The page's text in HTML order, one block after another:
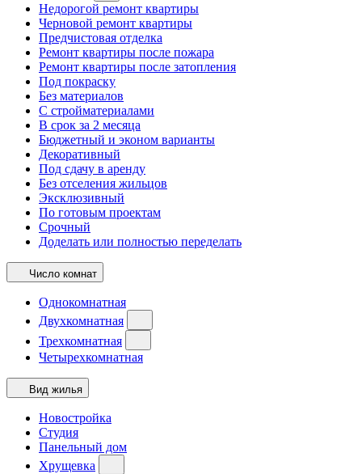
Недорогой ремонт квартиры
Черновой ремонт квартиры
Предчистовая отделка
Ремонт квартиры после пожара
Ремонт квартиры после затопления
Под покраску
Без материалов
С стройматериалами
В срок за 2 месяца
Бюджетный и эконом варианты
Декоративный
Под сдачу в аренду
Без отселения жильцов
Эксклюзивный
По готовым проектам
Срочный
Доделать или полностью переделать
Число комнат
Однокомнатная
Двухкомнатная
Трехкомнатная
Четырехкомнатная
Вид жилья
Новостройка
Студия
Панельный дом
Хрущевка